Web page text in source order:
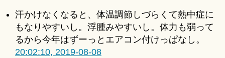
汗かけなくなると、体温調節しづらくて熱中症に
もなりやすいし。浮腫みやすいし。体力も弱って
るから今年はずーっとエアコン付けっぱなし。
20:02:10, 2019-08-08